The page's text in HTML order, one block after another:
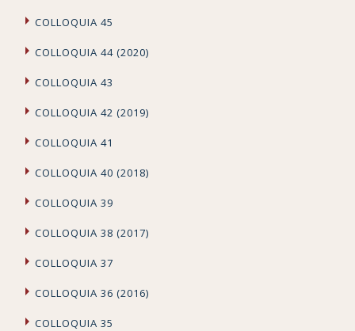
COLLOQUIA 45
COLLOQUIA 44 (2020)
COLLOQUIA 43
COLLOQUIA 42 (2019)
COLLOQUIA 41
COLLOQUIA 40 (2018)
COLLOQUIA 39
COLLOQUIA 38 (2017)
COLLOQUIA 37
COLLOQUIA 36 (2016)
COLLOQUIA 35